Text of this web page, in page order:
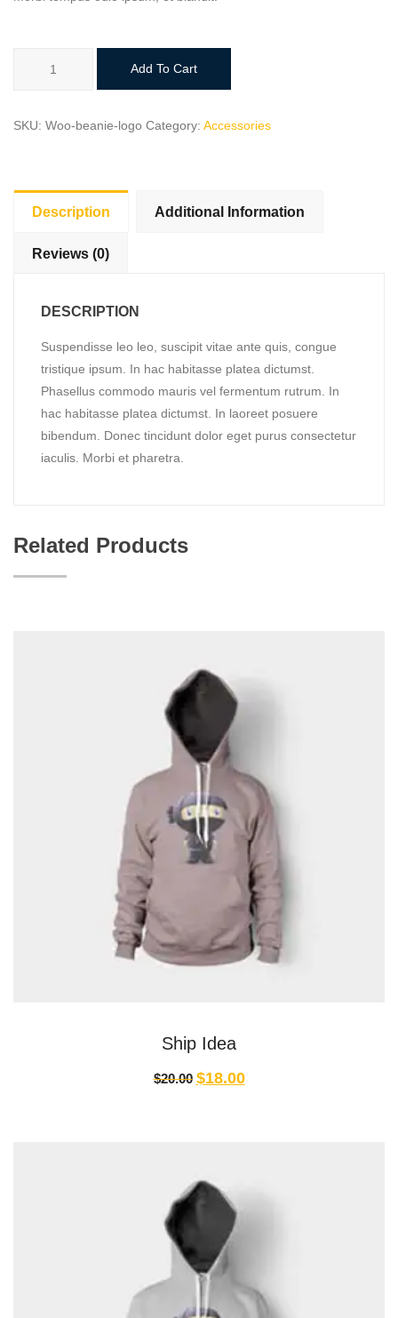
Add To Cart
SKU: Woo-beanie-logo Category: Accessories
Description Additional Information
Reviews (0)
DESCRIPTION
Suspendisse leo leo, suscipit vitae ante quis, congue
tristique ipsum. In hac habitasse platea dictumst.
Phasellus commodo mauris vel fermentum rutrum. In
hac habitasse platea dictumst. In laoreet posuere
bibendum. Donec tincidunt dolor eget purus consectetur
iaculis. Morbi et pharetra.
Related Products
Ship Idea
$20.00 $18.00